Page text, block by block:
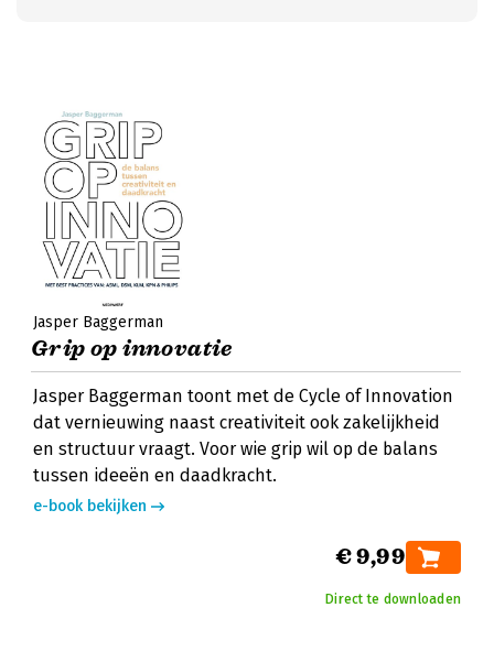
Jasper Baggerman
Grip op innovatie
Jasper Baggerman toont met de Cycle of Innovation
dat vernieuwing naast creativiteit ook zakelijkheid
en structuur vraagt. Voor wie grip wil op de balans
tussen ideeën en daadkracht.
e-book bekijken
€ 9,99
Direct te downloaden